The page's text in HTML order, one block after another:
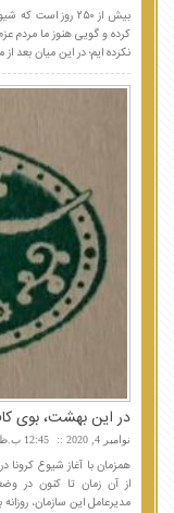
بیش از ۲۵۰ روز
کرده و گویی هنوز ما مردم
نکرده ایم؛ در این میان بعد از
در این بهشت، بوی
نوامبر 4, 2020 12:45 ب.ظ
همزمان با آغاز شیوع
از آن زمان تا کنون در
مدیرعامل این سازمان، روزانه بیش از